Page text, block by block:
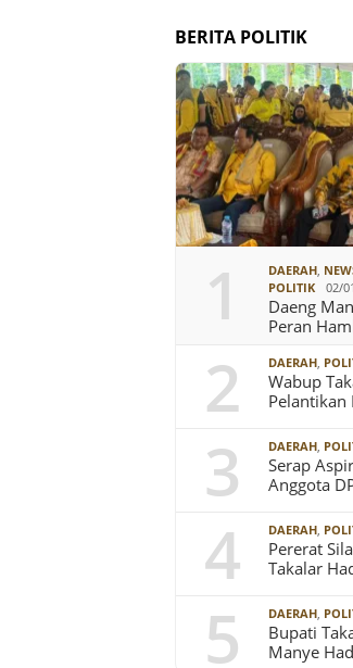
BERITA POLITIK
1 DAERAH,
POLITIK
02/
Daeng
Peran
2 DAERAH,
Wabup
Pelantikan
3 DAERAH,
Serap
Anggota
4 DAERAH,
Pererat
Takalar
5 DAERAH,
Bupati
Manye